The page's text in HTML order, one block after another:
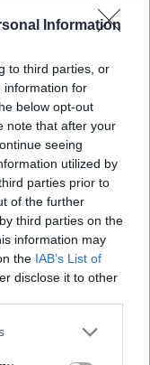
Information
to third parties, or
information for
below opt-out
note that after your
seeing
utilized by
parties prior to
of the further
third parties on the
information may
the IAB’s List of
disclose it to other
θλίψης ή
σου
πρέπει να
αίσθημα
με τους κανόνες
σε ακραίες